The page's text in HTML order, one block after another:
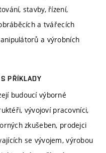
stavby, řízení,
a tvářecích
a výrobních
PŘÍKLADY
budoucí výborné
vývojoví pracovníci,
zkušeben, prodejci
se vývojem, výrobou